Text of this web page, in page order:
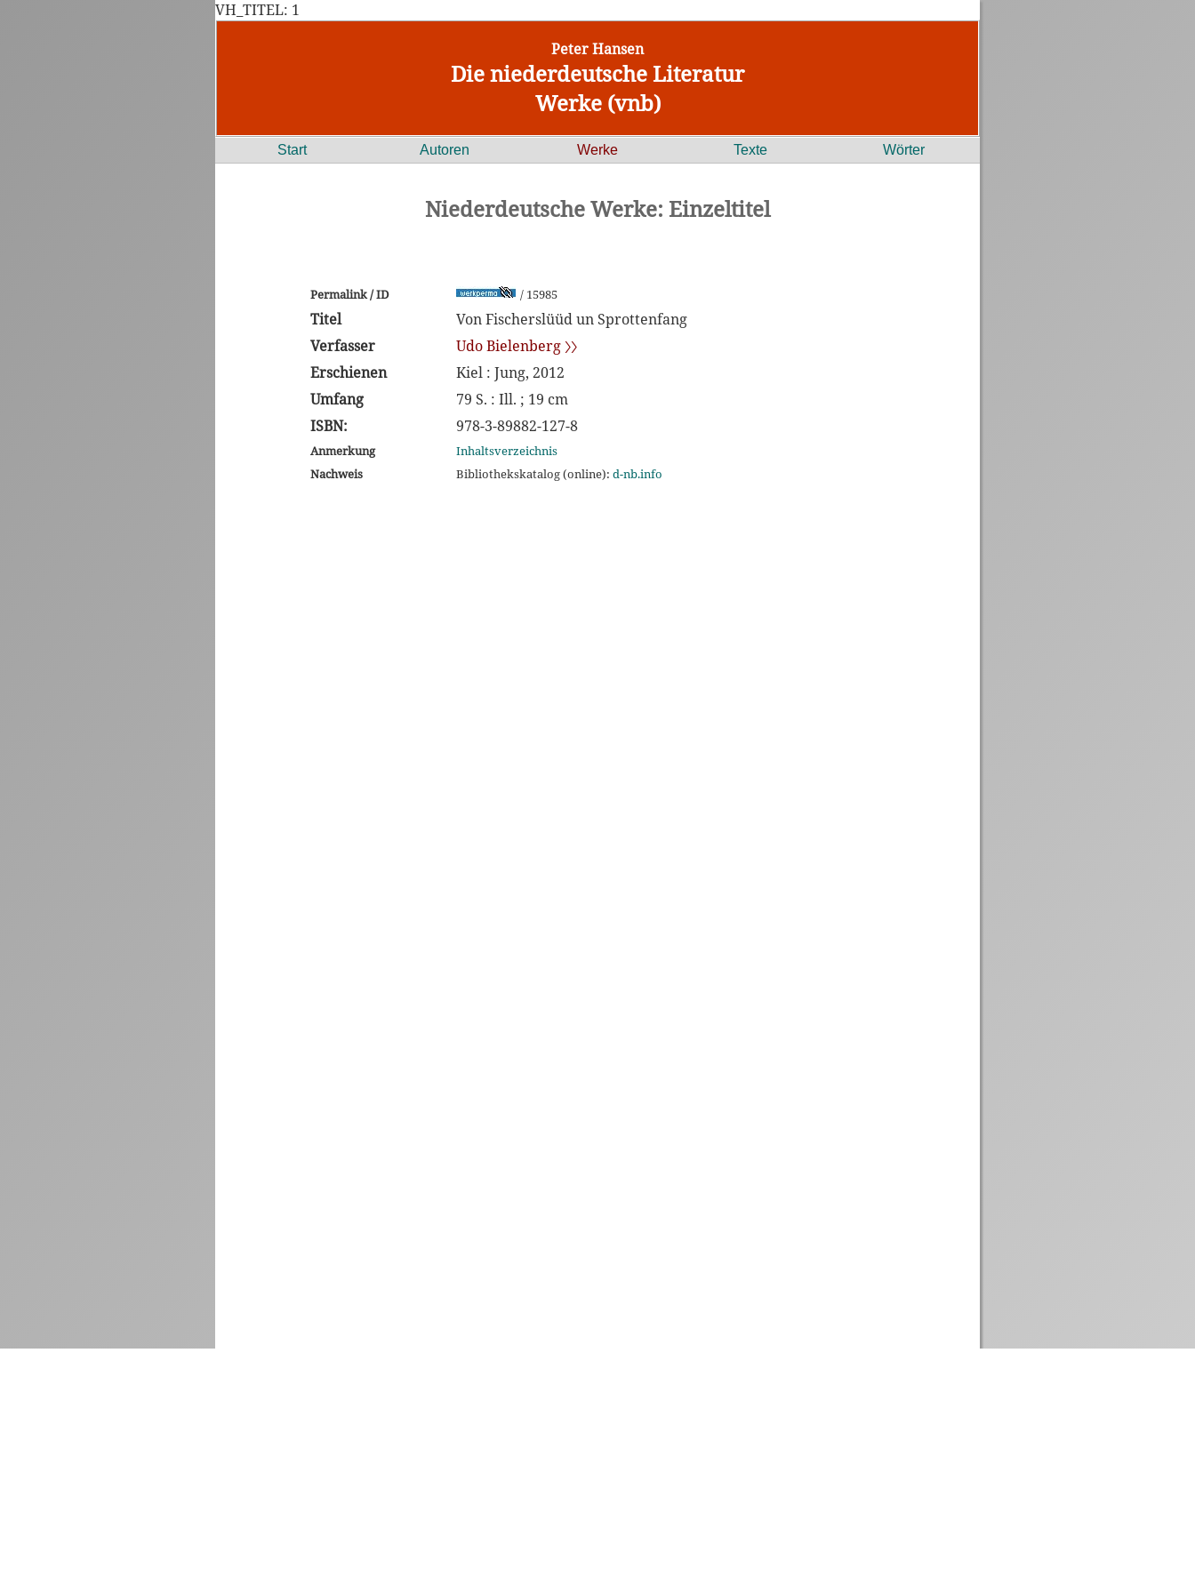
VH_TITEL: 1
Peter Hansen
Die niederdeutsche Literatur
Werke (vnb)
Start Autoren Werke Texte Wörter
Niederdeutsche Werke: Einzeltitel
Permalink / ID / 15985
Titel
Von Fischerslüüd un Sprottenfang
Verfasser
Udo Bielenberg 〉〉
Erschienen
Kiel : Jung, 2012
Umfang
79 S. : Ill. ; 19 cm
ISBN:
978-3-89882-127-8
Anmerkung
Inhaltsverzeichnis
Nachweis
Bibliothekskatalog (online): d-nb.info